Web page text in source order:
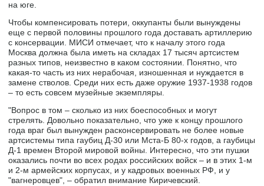
на юге.
Чтобы компенсировать потери, оккупанты были вынуждены
еще с первой половины прошлого года доставать артиллерию
с консервации. МИСИ отмечает, что к началу этого года
Москва должна была иметь на складах 17 тысяч артсистем
разных типов, неизвестно в каком состоянии. Понятно, что
какая-то часть из них нерабочая, изношенная и нуждается в
замене стволов. Среди них есть даже оружие 1937-1938 годов
– то есть совсем музейные экземпляры.
"Вопрос в том – сколько из них боеспособных и могут
стрелять. Довольно показательно, что уже к концу прошлого
года враг был вынужден расконсервировать не более новые
артсистемы типа гаубиц Д-30 или Мста-Б 80-х годов, а гаубицы
Д-1 времен Второй мировой войны. Интересно, что эти пушки
оказались почти во всех родах российских войск – и в этих 1-м
и 2-м армейских корпусах, и у кадровых военных РФ, и у
"вагнеровцев", – обратил внимание Киричевский.